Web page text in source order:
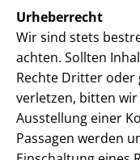
Urheberrecht
Wir sind stets
achten. Sollten
Rechte Dritter oder
verletzen, bitten
Ausstellung einer
Passagen werden